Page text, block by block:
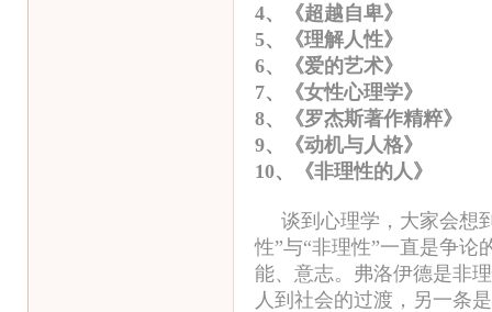
4、《超越自卑
5、《理解人性
6、《爱的艺术
7、《女性心理学
8、《罗杰斯著作精粹
9、《动机与人格
10、《非理性的人
谈到心理学，大家会想
性”与“非理性”一直是争论
能、意志。弗洛伊德是非
人到社会的过渡，另一条